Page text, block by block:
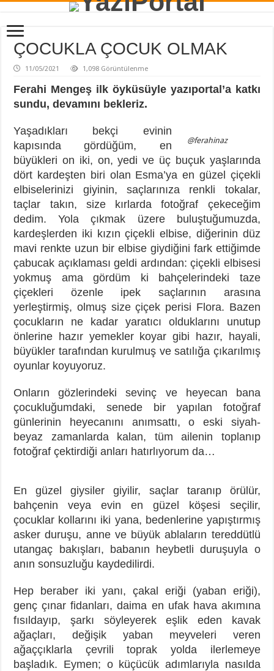
ÇOCUKLA ÇOCUK OLMAK
11/05/2021 1,098 Görüntülenme
Ferahi Mengeş ilk öyküsüyle yazıportal’a katkı
sundu, devamını bekleriz.
@ferahinaz
Yaşadıkları bekçi evinin
kapısında gördüğüm, en
büyükleri on iki, on, yedi ve üç buçuk yaşlarında
dört kardeşten biri olan Esma’ya en güzel çiçekli
elbiselerinizi giyinin, saçlarınıza renkli tokalar,
taçlar takın, size kırlarda fotoğraf çekeceğim
dedim. Yola çıkmak üzere buluştuğumuzda,
kardeşlerden iki kızın çiçekli elbise, diğerinin düz
mavi renkte uzun bir elbise giydiğini fark ettiğimde
çabucak açıklaması geldi ardından: çiçekli elbisesi
yokmuş ama gördüm ki bahçelerindeki taze
çiçekleri özenle ipek saçlarının arasına
yerleştirmiş, olmuş size çiçek perisi Flora. Bazen
çocukların ne kadar yaratıcı olduklarını unutup
önlerine hazır yemekler koyar gibi hazır, hayali,
büyükler tarafından kurulmuş ve satılığa çıkarılmış
oyunlar koyuyoruz.
Onların gözlerindeki sevinç ve heyecan bana
çocukluğumdaki, senede bir yapılan fotoğraf
günlerinin heyecanını anımsattı, o eski siyah-
beyaz zamanlarda kalan, tüm ailenin toplanıp
fotoğraf çektirdiği anları hatırlıyorum da…
En güzel giysiler giyilir, saçlar taranıp örülür,
bahçenin veya evin en güzel köşesi seçilir,
çocuklar kollarını iki yana, bedenlerine yapıştırmış
asker duruşu, anne ve büyük ablaların tereddütlü
utangaç bakışları, babanın heybetli duruşuyla o
anın sonsuzluğu kaydedilirdi.
Hep beraber iki yanı, çakal eriği (yaban eriği),
genç çınar fidanları, daima en ufak hava akımına
fısıldayıp, şarkı söyleyerek eşlik eden kavak
ağaçları, değişik yaban meyveleri veren
ağaççıklarla çevrili toprak yolda ilerlemeye
başladık. Eymen; o küçücük adımlarıyla nasılda